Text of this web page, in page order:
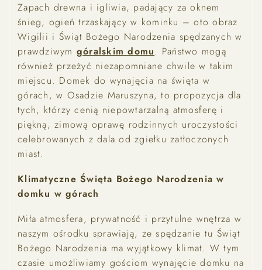
Zapach drewna i igliwia, padający za oknem
śnieg, ogień trzaskający w kominku – oto obraz
Wigilii i Świąt Bożego Narodzenia spędzanych w
prawdziwym góralskim domu. Państwo mogą
również przeżyć niezapomniane chwile w takim
miejscu. Domek do wynajęcia na święta w
górach, w Osadzie Maruszyna, to propozycja dla
tych, którzy cenią niepowtarzalną atmosferę i
piękną, zimową oprawę rodzinnych uroczystości
celebrowanych z dala od zgiełku zatłoczonych
miast.
Klimatyczne Święta Bożego Narodzenia w
domku w górach
Miła atmosfera, prywatność i przytulne wnętrza w
naszym ośrodku sprawiają, że spędzanie tu Świąt
Bożego Narodzenia ma wyjątkowy klimat. W tym
czasie umożliwiamy gościom wynajęcie domku na